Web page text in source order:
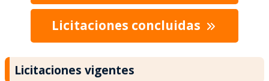
Licitaciones concluidas
Licitaciones vigentes